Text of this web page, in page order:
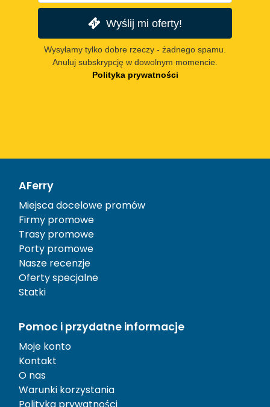
Wyślij mi oferty!
Wysyłamy tylko dobre rzeczy - żadnego spamu.
Anuluj subskrypcję w dowolnym momencie.
Polityka prywatności
AFerry
Miejsca docelowe promów
Firmy promowe
Trasy promowe
Porty promowe
Nasze recenzje
Oferty specjalne
Statki
Pomoc i przydatne informacje
Moje konto
Kontakt
O nas
Warunki korzystania